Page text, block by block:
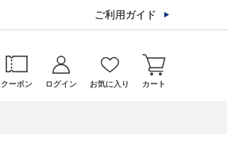
ご利用ガイド
クーポン ログイン お気に入り カート